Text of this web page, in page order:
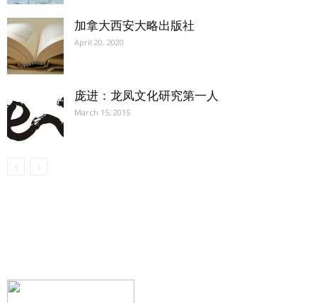
加拿大西安大略出版社
April 20, 2020
庞进：龙凤文化研究第一人
March 15, 2015